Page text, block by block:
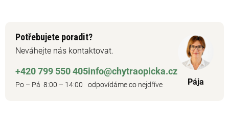
Potřebujete poradit?
Neváhejte nás kontaktovat.
+420 799 550 405
Po – Pá 8:00 – 14:00
info@chytraopicka.cz
odpovídáme co nejdříve Pája